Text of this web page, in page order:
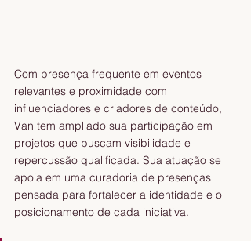
Com presença frequente em eventos
relevantes e proximidade com
influenciadores e criadores de conteúdo,
Van tem ampliado sua participação em
projetos que buscam visibilidade e
repercussão qualificada. Sua atuação se
apoia em uma curadoria de presenças
pensada para fortalecer a identidade e o
posicionamento de cada iniciativa.